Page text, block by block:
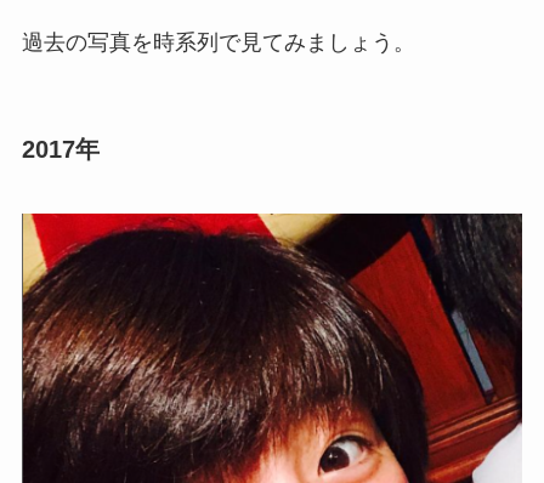
過去の写真を時系列で見てみましょう。
2017年